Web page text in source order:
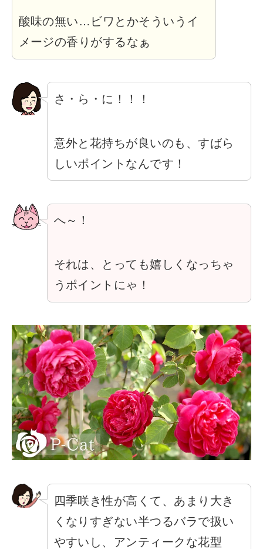
酸味の無い…ビワとかそういうイ
メージの香りがするなぁ
さ・ら・に！！！
意外と花持ちが良いのも、すばら
しいポイントなんです！
へ～！
それは、とっても嬉しくなっちゃ
うポイントにゃ！
四季咲き性が高くて、あまり大き
くなりすぎない半つるバラで扱い
やすいし、アンティークな花型